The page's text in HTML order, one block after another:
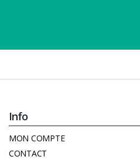
Info
MON COMPTE
CONTACT